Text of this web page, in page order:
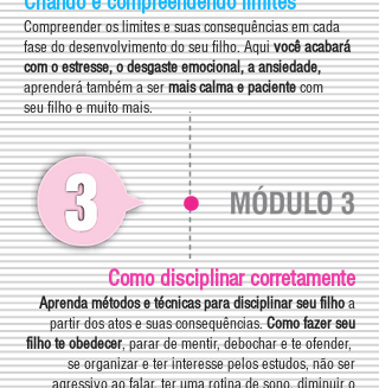
Compreender os limites e suas consequências em cada
fase do desenvolvimento do seu filho. Aquivocê acabará
com o estresse, o desgaste emocional,a ansiedade,
aprenderá também a sermais calma e pacientecom
seu filho e muito mais.
Como disciplinar corretamente
Aprenda métodos e técnicas para disciplinar seu filhoa
partir dos atos e suas consequências.Como fazer seu
filho te obedecer, parar de mentir, debochar e te ofender,
se organizar e ter interesse pelos estudos,nãoser